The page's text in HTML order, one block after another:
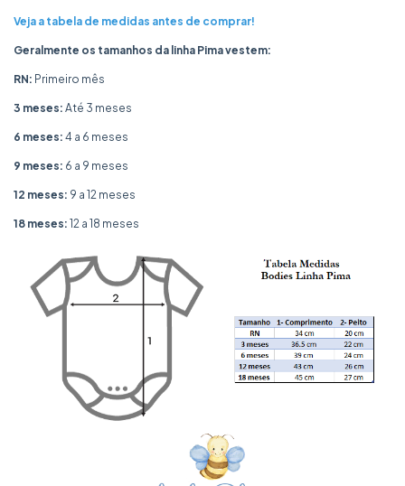
Veja a tabela de medidas antes de comprar!
Geralmente os tamanhos da linha Pima vestem:
RN: Primeiro mês
3 meses: Até 3 meses
6 meses: 4 a 6 meses
9 meses: 6 a 9 meses
12 meses: 9 a 12 meses
18 meses: 12 a 18 meses